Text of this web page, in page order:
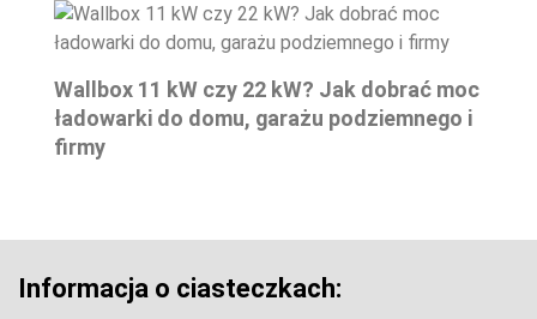
Wallbox 11 kW czy 22 kW? Jak dobrać moc
ładowarki do domu, garażu podziemnego i
firmy
Informacja o ciasteczkach: